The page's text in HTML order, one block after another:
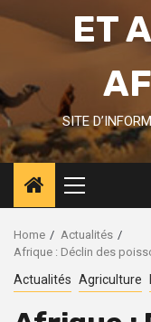
ET
SITE
Primary
Menu
Home
Actualités
Afrique : Déclin des
Actualités Agriculture